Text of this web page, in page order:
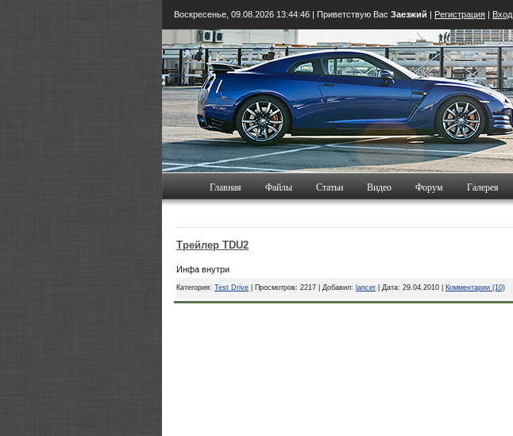
Воскресенье, 09.08.2026 13:44:47 | Приветствую Вас Заезжий | Регистрация | Вход
Главная Файлы Статьи Видео Форум Галерея
Трейлер TDU2
Инфа внутри
Категория: Test Drive | Просмотров: 2217 | Добавил: lancer | Дата: 29.04.2010 Комментарии (10)